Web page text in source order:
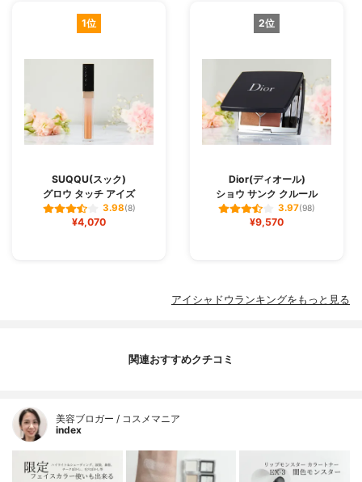
1位
SUQQU(スック)
グロウ タッチ アイズ
3.98(8)
¥4,070
2位
Dior(ディオール)
ショウ サンク クルール
3.97(98)
¥9,570
アイシャドウランキングをもっと見る
関連おすすめクチコミ
美容ブロガー / コスメマニア
index